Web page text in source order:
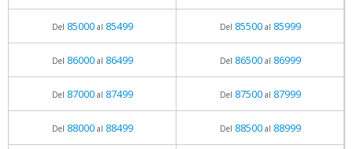
Del 85000al 85499 Del 85500al 85999
Del 86000al 86499 Del 86500al 86999
Del 87000al 87499 Del 87500al 87999
Del 88000al 88499 Del 88500al 88999